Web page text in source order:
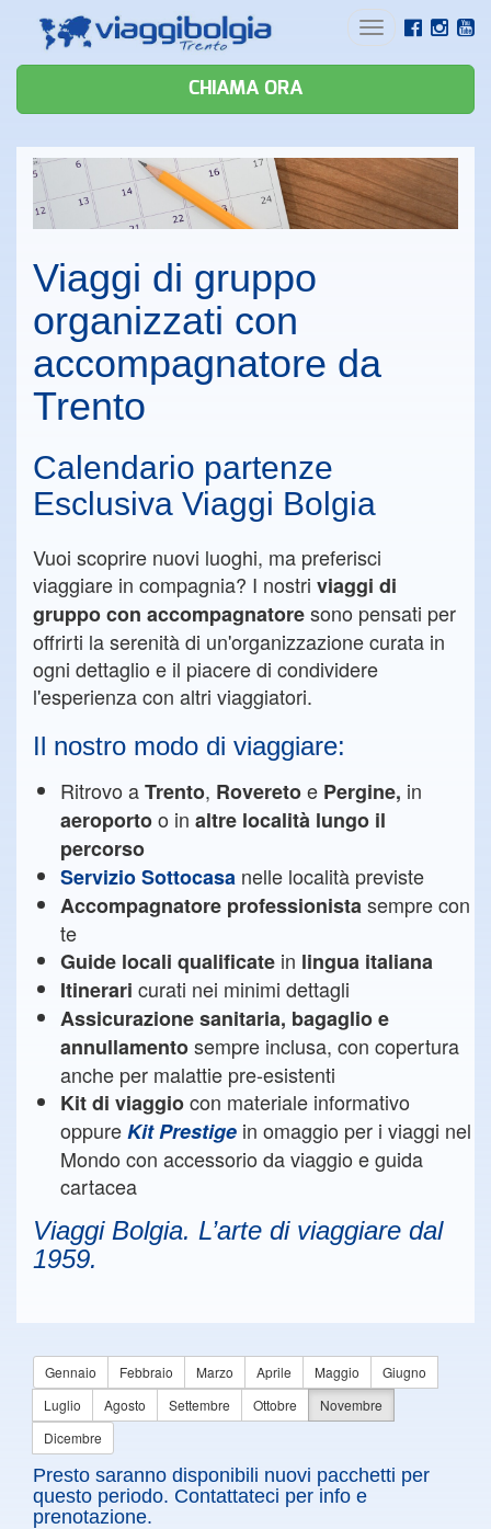
Toggle
CHIAMA ORA
Viaggi di gruppo
organizzati con
accompagnatore da
Trento
Calendario partenze
Esclusiva Viaggi Bolgia
Vuoi scoprire nuovi luoghi, ma preferisci
viaggiare in compagnia? I nostri viaggi di
gruppo con accompagnatoresono pensati per
offrirti la serenità di un'organizzazione curata in
ogni dettaglio e il piacere di condividere
l'esperienza con altri viaggiatori.
Il nostro modo di viaggiare:
Ritrovo aTrento, Roveretoe Pergine, in
aeroportoo in altre località lungo il
percorso
Servizio Sottocasa nelle località previste
Accompagnatore professionistasempre con
te
Guide locali qualificate in lingua italiana
Itinerari curati nei minimi dettagli
Assicurazione sanitaria, bagaglio e
annullamentosempre inclusa, con copertura
anche per malattie pre-esistenti
Kit di viaggiocon materiale informativo
oppureKit Prestige in omaggio per i viaggi nel
Mondo con accessorio da viaggio e guida
cartacea
Viaggi Bolgia. L’arte di viaggiare dal
1959.
Gennaio Febbraio Marzo Aprile Maggio
Giugno
Luglio
Agosto Settembre Ottobre
Novembre
Dicembre
Presto saranno disponibili nuovi pacchetti per
questo periodo. Contattateci per info e
prenotazione.